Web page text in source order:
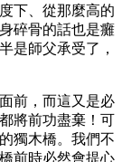
下、從那麼高的
碎骨的話也是癱
是師父承受了，
前，而這又是必
將前功盡棄！可
獨木橋。我們不
前時必然會提心